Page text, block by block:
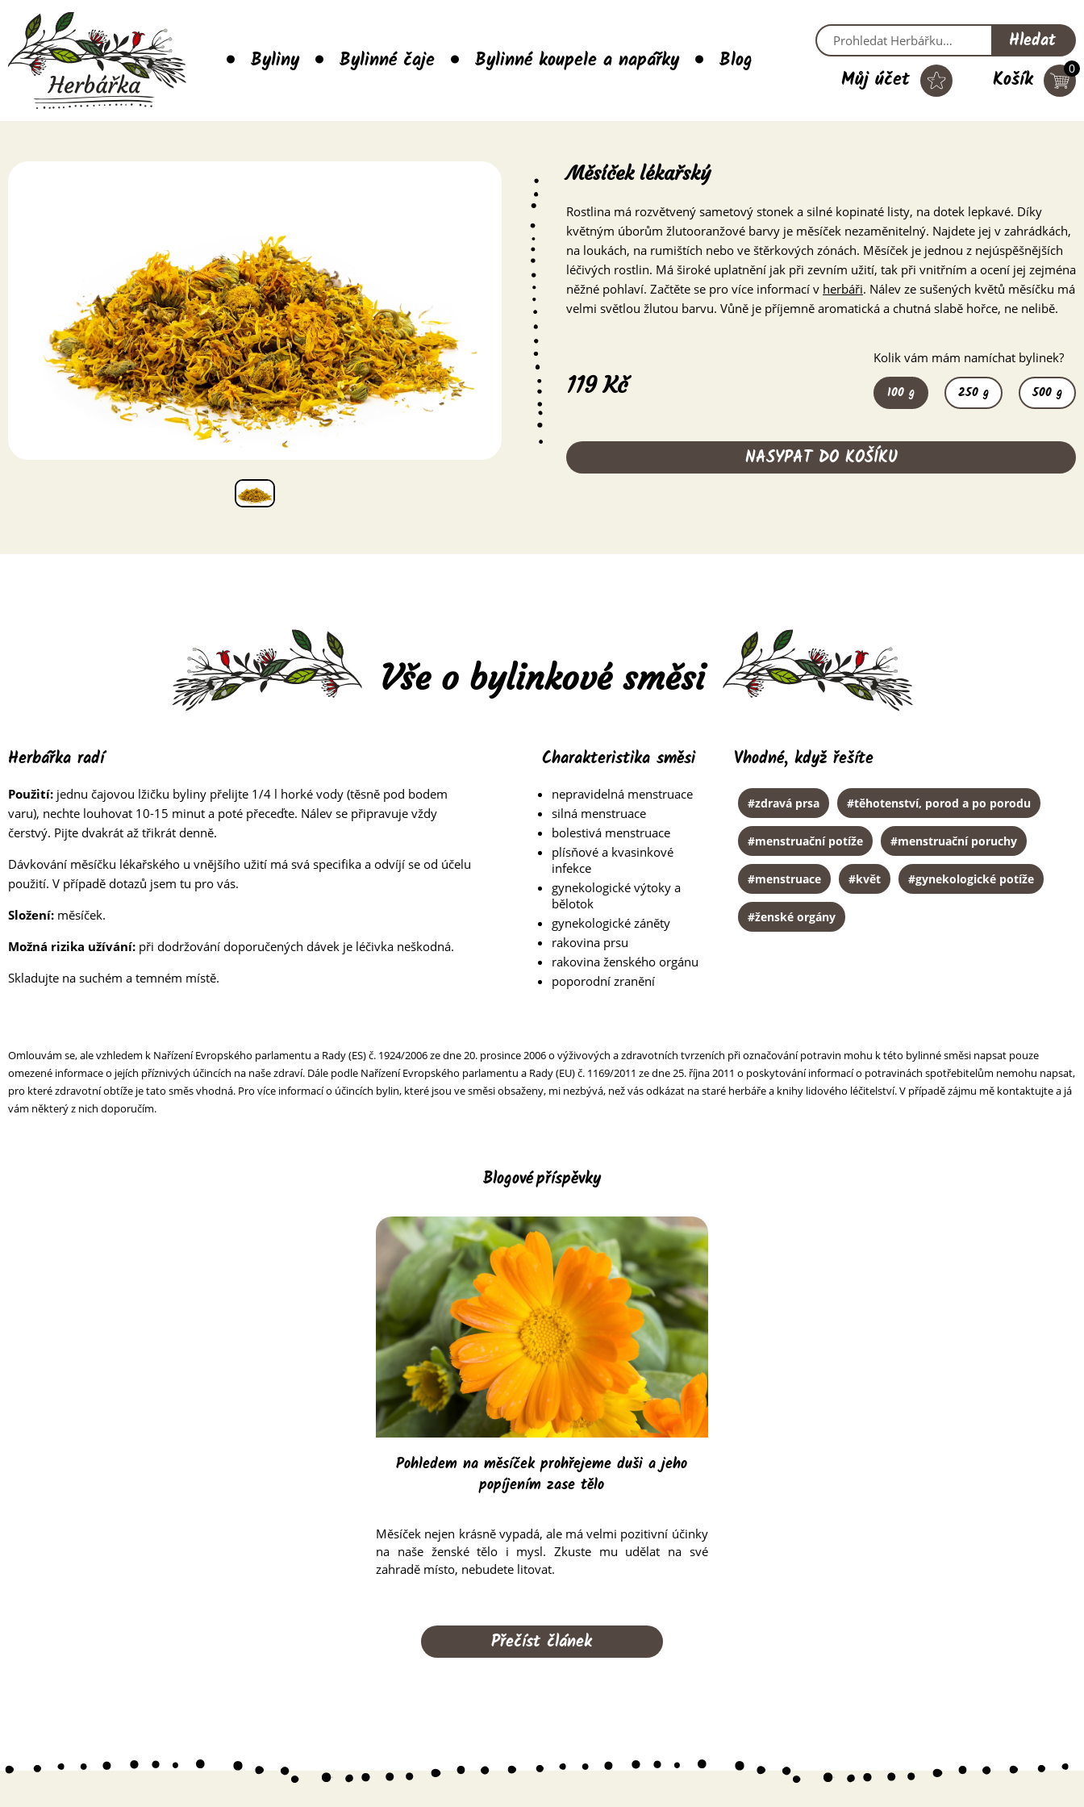
Byliny Bylinné čaje Bylinné koupele a napářky Blog
Hledat
Košík 0
Můj účet
Měsíček lékařský
Rostlina má rozvětvený sametový stonek a silné kopinaté listy, na dotek lepkavé. Díky
květným úborům žlutooranžové barvy je měsíček nezaměnitelný. Najdete jej v zahrádkách,
na loukách, na rumištích nebo ve štěrkových zónách. Měsíček je jednou z nejúspěšnějších
léčivých rostlin. Má široké uplatnění jak při zevním užití, tak při vnitřním a ocení jej zejména
něžné pohlaví. Začtěte se pro více informací v herbáři. Nálev ze sušených květů měsíčku má
velmi světlou žlutou barvu. Vůně je příjemně aromatická a chutná slabě hořce, ne nelibě.
119 Kč
Kolik vám mám namíchat bylinek?
100 g 250 g 500 g
NASYPAT DO KOŠÍKU
Vše o bylinkové směsi
Herbářka radí
Použití: jednu čajovou lžičku byliny přelijte 1/4 l horké vody (těsně pod bodem
varu), nechte louhovat 10-15 minut a poté přeceďte. Nálev se připravuje vždy
čerstvý. Pijte dvakrát až třikrát denně.
Dávkování měsíčku lékařského u vnějšího užití má svá specifika a odvíjí se od účelu
použití. V případě dotazů jsem tu pro vás.
Složení: měsíček.
Možná rizika užívání: při dodržování doporučených dávek je léčivka neškodná.
Skladujte na suchém a temném místě.
Charakteristika směsi
nepravidelná menstruace
silná menstruace
bolestivá menstruace
plísňové a kvasinkové
infekce
gynekologické výtoky a
bělotok
gynekologické záněty
rakovina prsu
rakovina ženského orgánu
poporodní zranění
Vhodné, když řešíte
#zdravá prsa #těhotenství, porod a po porodu
#menstruační potíže #menstruační poruchy
#menstruace #květ #gynekologické potíže
#ženské orgány
Omlouvám se, ale vzhledem k Nařízení Evropského parlamentu a Rady (ES) č. 1924/2006 ze dne 20. prosince 2006 o výživových a zdravotních tvrzeních při označování potravin mohu k této bylinné směsi napsat pouze
omezené informace o jejích příznivých účincích na naše zdraví. Dále podle Nařízení Evropského parlamentu a Rady (EU) č. 1169/2011 ze dne 25. října 2011 o poskytování informací o potravinách spotřebitelům nemohu napsat,
pro které zdravotní obtíže je tato směs vhodná. Pro více informací o účincích bylin, které jsou ve směsi obsaženy, mi nezbývá, než vás odkázat na staré herbáře a knihy lidového léčitelství. V případě zájmu mě kontaktujte a já
vám některý z nich doporučím.
Blogové příspěvky
Pohledem na měsíček prohřejeme duši a jeho
popíjením zase tělo
Měsíček nejen krásně vypadá, ale má velmi pozitivní účinky
na naše ženské tělo i mysl. Zkuste mu udělat na své
zahradě místo, nebudete litovat.
Přečíst článek